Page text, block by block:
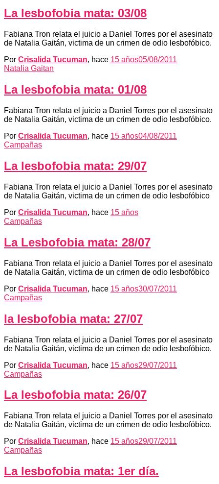
La lesbofobia mata: 03/08
Fabiana Tron relata el juicio a Daniel Torres por el asesinato
de Natalia Gaitán, victima de un crimen de odio lesbofóbico.
Por Crisalida Tucuman, hace 15 años05/08/2011
Natalia Gaitan
La lesbofobia mata: 01/08
Fabiana Tron relata el juicio a Daniel Torres por el asesinato
de Natalia Gaitán, victima de un crimen de odio lesbofóbico.
Por Crisalida Tucuman, hace 15 años04/08/2011
Campañas
La lesbofobia mata: 29/07
Fabiana Tron relata el juicio a Daniel Torres por el asesinato
de Natalia Gaitán, victima de un crimen de odio lesbofóbico
Por Crisalida Tucuman, hace 15 años
Campañas
La Lesbofobia mata: 28/07
Fabiana Tron relata el juicio a Daniel Torres por el asesinato
de Natalia Gaitán, victima de un crimen de odio lesbofóbico
Por Crisalida Tucuman, hace 15 años30/07/2011
Campañas
la lesbofobia mata: 27/07
Fabiana Tron relata el juicio a Daniel Torres por el asesinato
de Natalia Gaitán, victima de un crimen de odio lesbofóbico.
Por Crisalida Tucuman, hace 15 años29/07/2011
Campañas
La lesbofobia mata: 26/07
Fabiana Tron relata el juicio a Daniel Torres por el asesinato
de Natalia Gaitán, victima de un crimen de odio lesbofóbico.
Por Crisalida Tucuman, hace 15 años29/07/2011
Campañas
La lesbofobia mata: 1er día.